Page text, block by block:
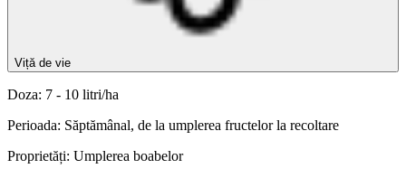
Viță de vie
Doza: 7 - 10 litri/ha
Perioada: Săptămânal, de la umplerea fructelor la recoltare
Proprietăți: Umplerea boabelor